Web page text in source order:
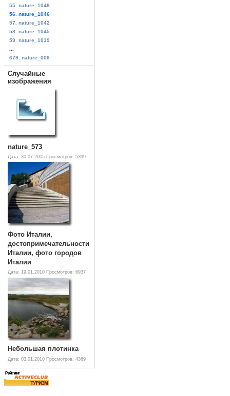
55. nature_1048
56. nature_1046
57. nature_1042
58. nature_1045
59. nature_1039
679. nature_008
Случайные
изображения
nature_573
Дата: 30.07.2005 Просмотров: 5399
Фото Италии,
достопримечательности
Италии, фото городов
Италии
Дата: 19.01.2010 Просмотров: 6937
Небольшая плотинка
Дата: 03.01.2010 Просмотров: 4369